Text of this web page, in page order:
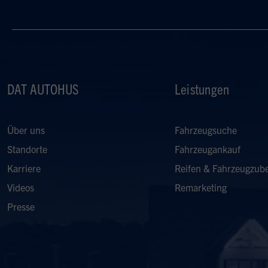
DAT AUTOHUS
Über uns
Standorte
Karriere
Videos
Presse
Leistungen
Fahrzeugsuche
Fahrzeugankauf
Reifen &
Remarketing